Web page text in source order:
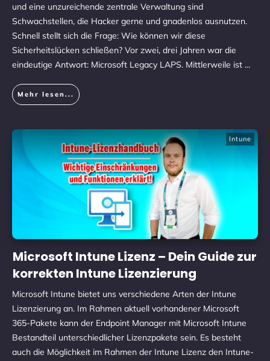
und eine unzureichende zentrale Verwaltung sind
Schwachstellen, die Hacker gerne und gnadenlos ausnutzen.
Schnell stellt sich die Frage: Wie können wir diese
Sicherheitslücken schließen? Vor zwei, drei Jahren war die
eindeutige Antwort: Microsoft Legacy LAPS. Mittlerweile ist ...
Mehr lesen...
Intune
Microsoft Intune Lizenz – Dein Guide zur
korrekten Intune Lizenzierung
Microsoft Intune bietet uns verschiedene Arten der Intune
Lizenzierung an. Im Rahmen aktuell vorhandener Microsoft
365-Pakete kann der Endpoint Manager mit Microsoft Intune
Bestandteil unterschiedlicher Lizenzpakete sein. Es besteht
auch die Möglichkeit im Rahmen der Intune Lizenz den Intune-